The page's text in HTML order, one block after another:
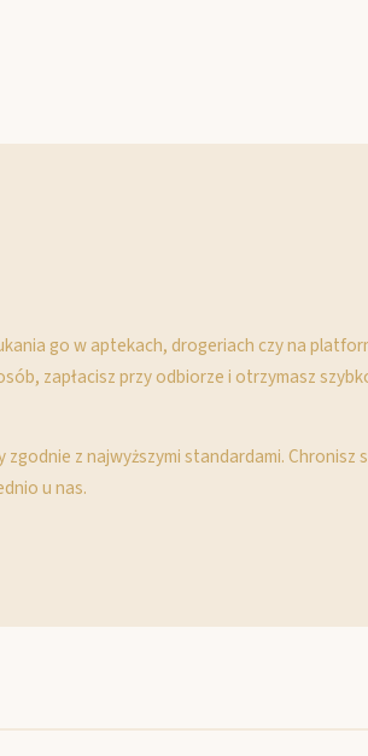
go w aptekach, drogeriach czy na
zapłacisz przy odbiorze i otrzymasz
z najwyższymi standardami. Chronisz
u nas.